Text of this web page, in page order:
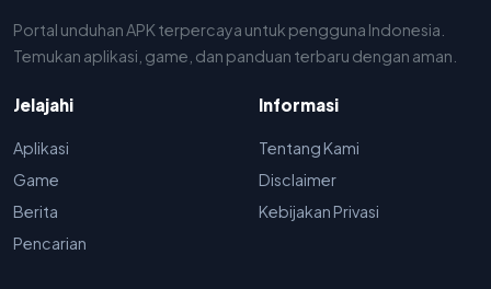
Portal unduhan APK terpercaya untuk pengguna Indonesia.
Temukan aplikasi, game, dan panduan terbaru dengan aman.
Jelajahi
Aplikasi
Game
Berita
Pencarian
Informasi
Tentang Kami
Disclaimer
Kebijakan Privasi